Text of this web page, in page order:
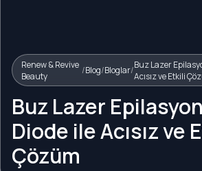
Renew & Revive
Beauty
/Blog/Bloglar/Buz Lazer
Acısız ve Etkili
Buz Lazer
Diode ile Acısız ve
Çözüm